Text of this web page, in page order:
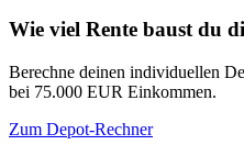
Wie viel Rente baust du
Berechne deinen individuellen
bei 75.000 EUR Einkommen.
Zum Depot-Rechner